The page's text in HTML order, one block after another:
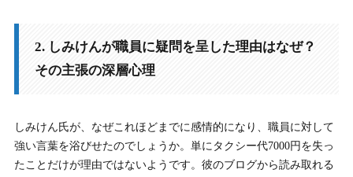
2. しみけんが職員に疑問を呈した理由はなぜ？
その主張の深層心理
しみけん氏が、なぜこれほどまでに感情的になり、職員に対して
強い言葉を浴びせたのでしょうか。単にタクシー代7000円を失っ
たことだけが理由ではないようです。彼のブログから読み取れる